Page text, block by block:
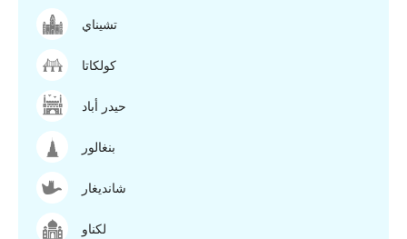
تشيناي
كولكاتا
حيدر أباد
بنغالور
شانديغار
لكناو